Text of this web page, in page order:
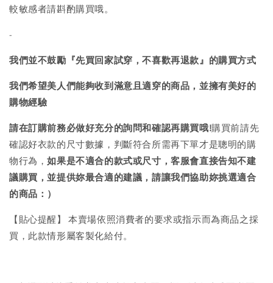
較敏感者請斟酌購買哦。
-
我們並不鼓勵『先買回家試穿，不喜歡再退款』的購買方式
我們希望美人們能夠收到滿意且適穿的商品，並擁有美好的
購物經驗
請在訂購前務必做好充分的詢問和確認再購買哦!購買前請先
確認好衣款的尺寸數據，判斷符合所需再下單才是聰明的購
物行為，如果是不適合的款式或尺寸，客服會直接告知不建
議購買，並提供妳最合適的建議，請讓我們協助妳挑選適合
的商品：）
【貼心提醒】 本賣場依照消費者的要求或指示而為商品之採
買，此款情形屬客製化給付。